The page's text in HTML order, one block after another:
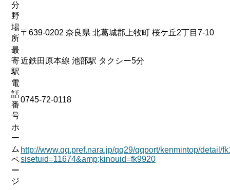
分
野
場
所
〒639-0202 奈良県 北葛城郡上牧町 桜ケ丘2丁目7-10
最
寄
駅
近鉄田原本線 池部駅 タクシー5分
電
話
番
号
0745-72-0118
ホ
ー
ム
ペ
ー
ジ
http://www.qq.pref.nara.jp/qq29/qqport/kenmintop/detail/
sisetuid=11674&amp;kinouid=fk9920